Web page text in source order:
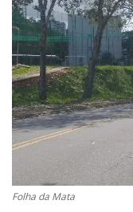
Viçosa
Cultura
UFV
Oportunidade
Sua Cidade
Folha da Mata